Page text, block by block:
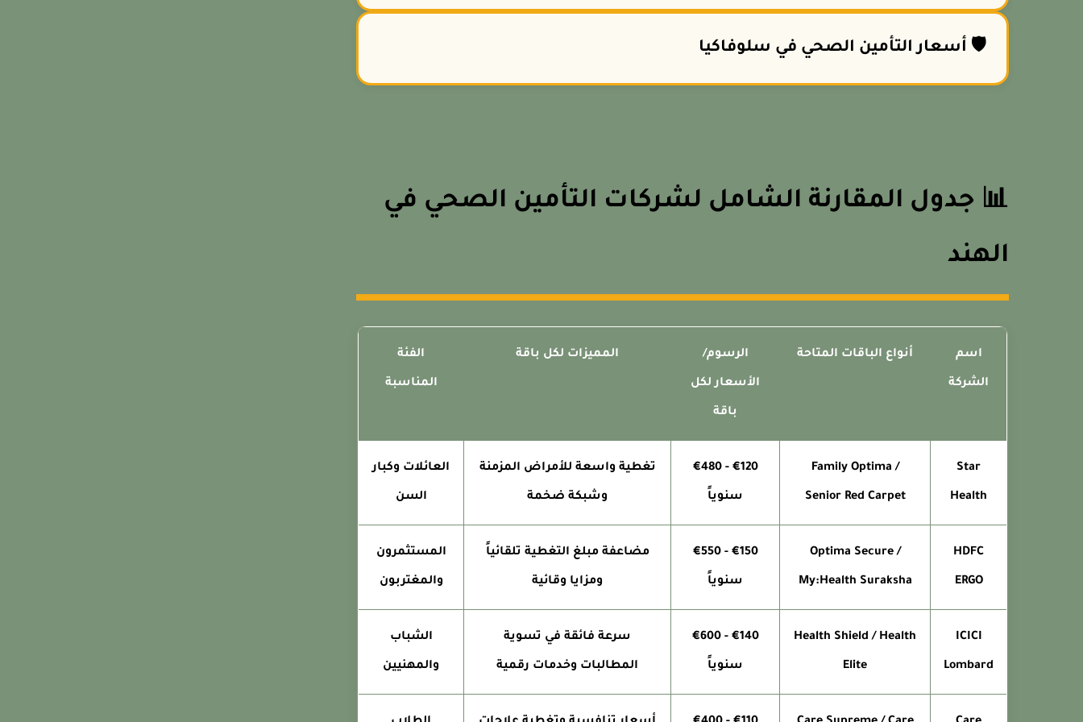
🛡️ أسعار التأمين الصحي في سلوفاكيا
📊 جدول المقارنة الشامل لشركات التأمين الصحي في
الهند
اسم
الشركة
أنواع الباقات المتاحة الرسوم/
الأسعار لكل
باقة
المميزات لكل باقة الفئة
المناسبة
Star
Health
Family Optima /
Senior Red Carpet
€120 - €480
سنوياً
تغطية واسعة للأمراض المزمنة
وشبكة ضخمة
العائلات وكبار
السن
HDFC
ERGO
Optima Secure /
My:Health Suraksha
€150 - €550
سنوياً
مضاعفة مبلغ التغطية تلقائياً
ومزايا وقائية
المستثمرون
والمغتربون
ICICI
Lombard
Health Shield / Health
Elite
€140 - €600
سنوياً
سرعة فائقة في تسوية
المطالبات وخدمات رقمية
الشباب
والمهنيين